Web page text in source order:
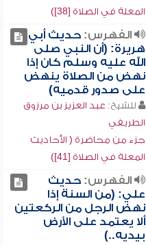
المعلة في الصلاة [38])
الفهرس:حديث أبي
هريرة: (أن النبي صلى
الله عليه وسلم كان إذا
نهض من الصلاة ينهض
على صدور قدميه)
للشيخ: عبد العزيز بن مرزوق
الطريفي
جزء من محاضرة ( الأحاديث
المعلة في الصلاة [41])
الفهرس:حديث
علي: (من السنة إذا
نهض الرجل من الركعتين
ألا يعتمد على الأرض
بيديه..)